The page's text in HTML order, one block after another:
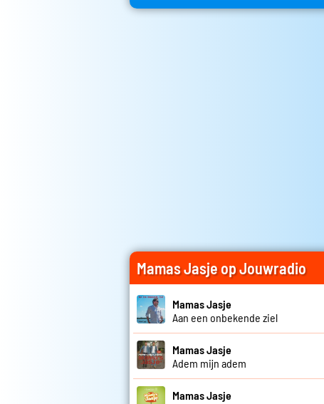
Mamas Jasje op Jouwradio
Mamas Jasje
Aan een onbekende ziel
Mamas Jasje
Adem mijn adem
Mamas Jasje